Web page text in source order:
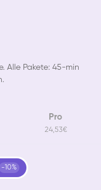
Alle Pakete: 45-min
Pro
24,53€
-10%